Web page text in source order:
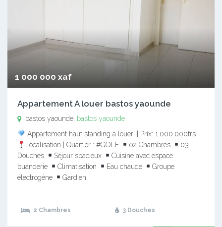
1 000 000 xaf
Appartement A louer bastos yaounde
bastos yaounde, bastos yaounde
Appartement haut standing à louer || Prix: 1.000.000frs
Localisation | Quartier : #GOLF
02 Chambres
03
Douches
Séjour spacieux
Cuisine avec espace
buanderie
Climatisation Eau chaude
Groupe
électrogène
Gardien…
2 Chambres 3 Douches